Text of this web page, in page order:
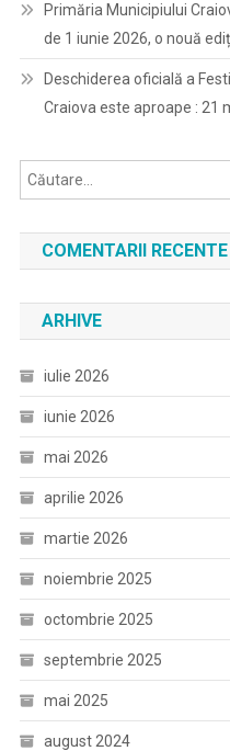
Primăria Municipiului
de 1 iunie 2026, o nouă
Deschiderea oficială a
Craiova este aproape : 21
COMENTARII RECENTE
ARHIVE
iulie 2026
iunie 2026
mai 2026
aprilie 2026
martie 2026
noiembrie 2025
octombrie 2025
septembrie 2025
mai 2025
august 2024